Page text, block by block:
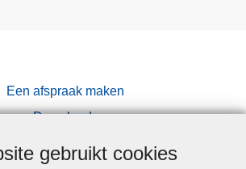
gebruikt cookies
Een afspraak maken
Downloads
Pers